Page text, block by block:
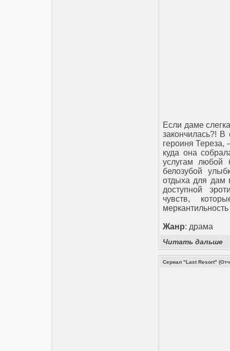
Если даме
закончилась?!
героиня Тереза,
куда она
услугам любой
белозубой
отдыха для дам
доступной
чувств,
Жанр: драма
Читать дальше
Сериал "Last Resort"